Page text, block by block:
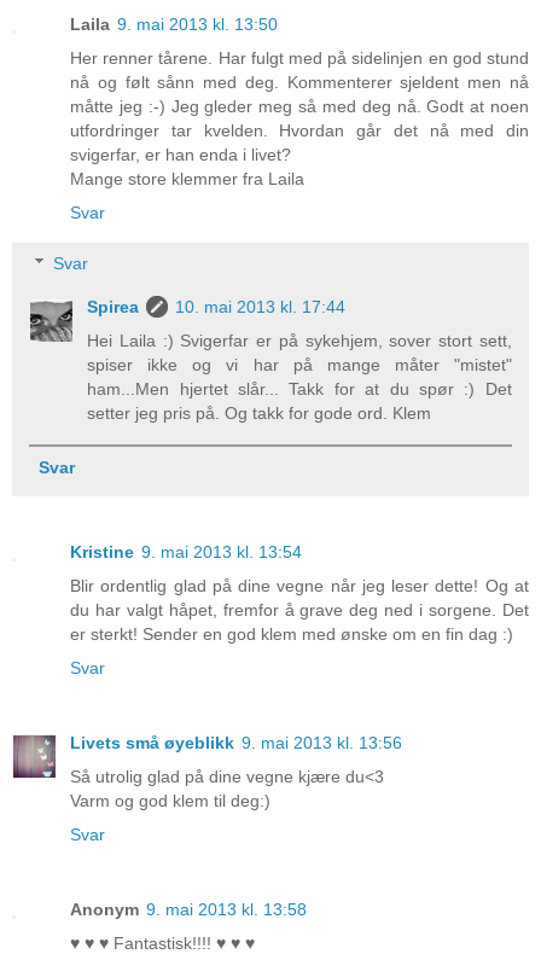
Laila 9. mai 2013 kl. 13:50
Her renner tårene. Har fulgt med på sidelinjen en god stund
nå og følt sånn med deg. Kommenterer sjeldent men nå
måtte jeg :-) Jeg gleder meg så med deg nå. Godt at noen
utfordringer tar kvelden. Hvordan går det nå med din
svigerfar, er han enda i livet?
Mange store klemmer fra Laila
Svar
Svar
Spirea
10. mai 2013 kl. 17:44
Hei Laila :) Svigerfar er på sykehjem, sover stort sett,
spiser ikke og vi har på mange måter "mistet"
ham...Men hjertet slår... Takk for at du spør :) Det
setter jeg pris på. Og takk for gode ord. Klem
Svar
Kristine 9. mai 2013 kl. 13:54
Blir ordentlig glad på dine vegne når jeg leser dette! Og at
du har valgt håpet, fremfor å grave deg ned i sorgene. Det
er sterkt! Sender en god klem med ønske om en fin dag :)
Svar
Livets små øyeblikk 9. mai 2013 kl. 13:56
Så utrolig glad på dine vegne kjære du<3
Varm og god klem til deg:)
Svar
Anonym 9. mai 2013 kl. 13:58
♥ ♥ ♥ Fantastisk!!!! ♥ ♥ ♥